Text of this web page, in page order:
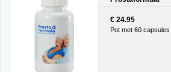
€ 24.95
Pot met 60 capsules